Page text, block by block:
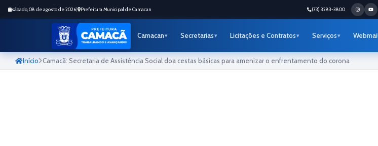
sábado, 08 de agosto de 2026 Prefeitura Municipal de Camacan (73) 3283-3800
Camacan Secretarias Licitações e Contratos Serviços
Início Camacã: Secretaria de Assistência Social doa cestas básicas para amenizar o enfrentamento do corona